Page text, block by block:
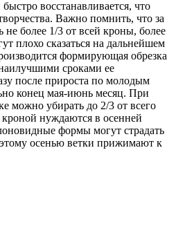
восстанавливается, что
Важно помнить, что за
более 1/3 от всей кроны, более
плохо сказаться на дальнейшем
формирующая обрезка
сроками ее
после прироста по молодым
конец мая-июнь месяц. При
можно убирать до 2/3 от всего
нуждаются в осенней
формы могут страдать
осенью ветки прижимают к